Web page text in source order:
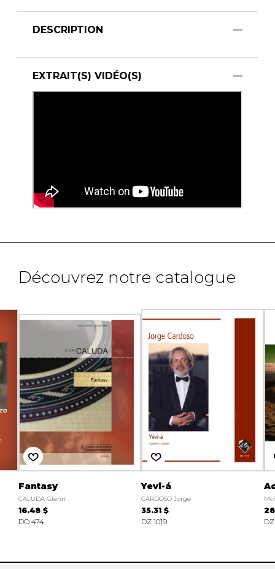
DESCRIPTION
EXTRAIT(S) VIDÉO(S)
Découvrez notre catalogue
Fantasy
CALUDA Glenn
16.48 $
DO 474
Yevî-á
CARDOSO Jorge
35.31 $
DZ 1019